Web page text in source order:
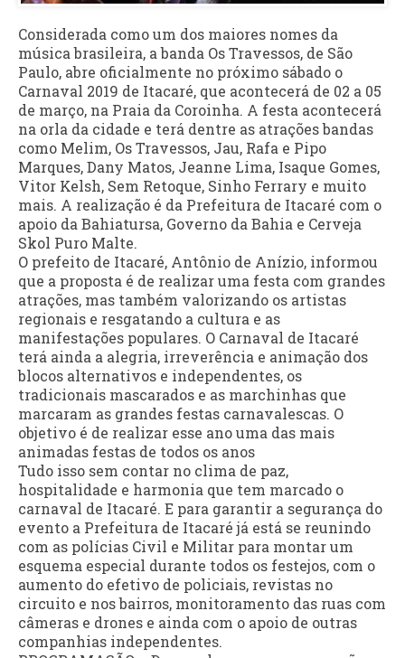
Considerada como um dos maiores nomes da
música brasileira, a banda Os Travessos, de São
Paulo, abre oficialmente no próximo sábado o
Carnaval 2019 de Itacaré, que acontecerá de 02 a 05
de março, na Praia da Coroinha. A festa acontecerá
na orla da cidade e terá dentre as atrações bandas
como Melim, Os Travessos, Jau, Rafa e Pipo
Marques, Dany Matos, Jeanne Lima, Isaque Gomes,
Vitor Kelsh, Sem Retoque, Sinho Ferrary e muito
mais. A realização é da Prefeitura de Itacaré com o
apoio da Bahiatursa, Governo da Bahia e Cerveja
Skol Puro Malte.
O prefeito de Itacaré, Antônio de Anízio, informou
que a proposta é de realizar uma festa com grandes
atrações, mas também valorizando os artistas
regionais e resgatando a cultura e as
manifestações populares. O Carnaval de Itacaré
terá ainda a alegria, irreverência e animação dos
blocos alternativos e independentes, os
tradicionais mascarados e as marchinhas que
marcaram as grandes festas carnavalescas. O
objetivo é de realizar esse ano uma das mais
animadas festas de todos os anos
Tudo isso sem contar no clima de paz,
hospitalidade e harmonia que tem marcado o
carnaval de Itacaré. E para garantir a segurança do
evento a Prefeitura de Itacaré já está se reunindo
com as polícias Civil e Militar para montar um
esquema especial durante todos os festejos, com o
aumento do efetivo de policiais, revistas no
circuito e nos bairros, monitoramento das ruas com
câmeras e drones e ainda com o apoio de outras
companhias independentes.